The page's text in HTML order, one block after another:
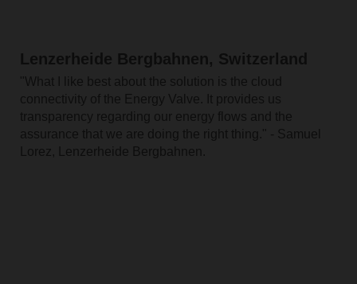
Lenzerheide Bergbahnen, Switzerland
"What I like best about the solution is the cloud
connectivity of the Energy Valve. It provides us
transparency regarding our energy flows and the
assurance that we are doing the right thing." - Samuel
Lorez, Lenzerheide Bergbahnen.